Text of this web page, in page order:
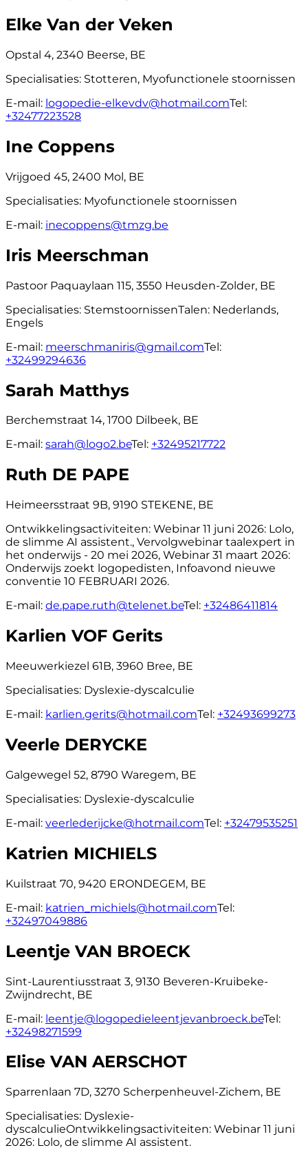
Elke Van der Veken
Opstal 4, 2340 Beerse, BE
Specialisaties: Stotteren, Myofunctionele stoornissen
E-mail: logopedie-elkevdv@hotmail.comTel:
+32477223528
Ine Coppens
Vrijgoed 45, 2400 Mol, BE
Specialisaties: Myofunctionele stoornissen
E-mail: inecoppens@tmzg.be
Iris Meerschman
Pastoor Paquaylaan 115, 3550 Heusden-Zolder, BE
Specialisaties: StemstoornissenTalen: Nederlands,
Engels
E-mail: meerschmaniris@gmail.comTel:
+32499294636
Sarah Matthys
Berchemstraat 14, 1700 Dilbeek, BE
E-mail: sarah@logo2.beTel: +32495217722
Ruth DE PAPE
Heimeersstraat 9B, 9190 STEKENE, BE
Ontwikkelingsactiviteiten: Webinar 11 juni 2026: Lolo,
de slimme AI assistent., Vervolgwebinar taalexpert in
het onderwijs - 20 mei 2026, Webinar 31 maart 2026:
Onderwijs zoekt logopedisten, Infoavond nieuwe
conventie 10 FEBRUARI 2026.
E-mail: de.pape.ruth@telenet.beTel: +32486411814
Karlien VOF Gerits
Meeuwerkiezel 61B, 3960 Bree, BE
Specialisaties: Dyslexie-dyscalculie
E-mail: karlien.gerits@hotmail.comTel: +32493699273
Veerle DERYCKE
Galgewegel 52, 8790 Waregem, BE
Specialisaties: Dyslexie-dyscalculie
E-mail: veerlederijcke@hotmail.comTel: +32479535251
Katrien MICHIELS
Kuilstraat 70, 9420 ERONDEGEM, BE
E-mail: katrien_michiels@hotmail.comTel:
+32497049886
Leentje VAN BROECK
Sint-Laurentiusstraat 3, 9130 Beveren-Kruibeke-
Zwijndrecht, BE
E-mail: leentje@logopedieleentjevanbroeck.beTel:
+32498271599
Elise VAN AERSCHOT
Sparrenlaan 7D, 3270 Scherpenheuvel-Zichem, BE
Specialisaties: Dyslexie-
dyscalculieOntwikkelingsactiviteiten: Webinar 11 juni
2026: Lolo, de slimme AI assistent.